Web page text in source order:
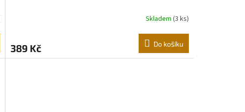
Skladem (3 ks)
389 Kč Do košíku